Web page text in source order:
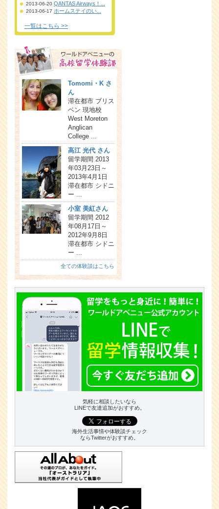
2013-06-20 QANTAS Airways！...
2013-06-17 ホームステイのい...
一覧はこちら >>
Tomomi・K さ
ん
滞在都市 ブリス
ベン 現地校
West Moreton
Anglican
College ...
高江 光代 さん
留学期間 2013
年03月23日～
2013年4月1日
滞在都市 シドニ
ー ...
小室 美紅さん
留学期間 2012
年08月17日～
2012年9月8日
滞在都市 シドニ
ー ...
全ての体験談はこちら
気軽に相談したいなら
LINEで友達追加がおすすめ。
海外生活事情や体験談チェック
ならTwitterがおすすめ。